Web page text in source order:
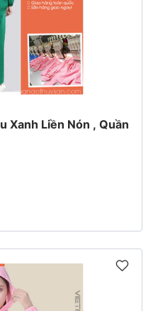
Xanh Liền Nón , Quần